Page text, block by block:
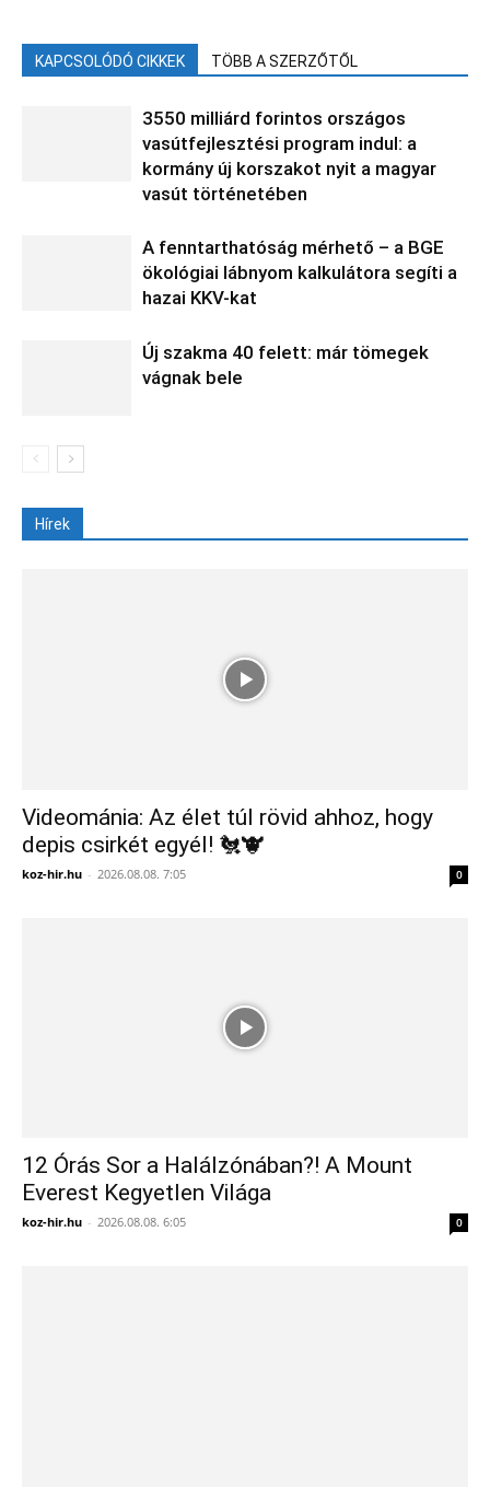
KAPCSOLÓDÓ CIKKEK TÖBB A SZERZŐTŐL
3550 milliárd forintos országos
vasútfejlesztési program indul: a
kormány új korszakot nyit a magyar
vasút történetében
A fenntarthatóság mérhető – a BGE
ökológiai lábnyom kalkulátora segíti a
hazai KKV-kat
Új szakma 40 felett: már tömegek
vágnak bele
Hírek
Videománia: Az élet túl rövid ahhoz, hogy
depis csirkét egyél! 🐔🐮
koz-hir.hu - 2026.08.08. 7:05 0
12 Órás Sor a Halálzónában?! A Mount
Everest Kegyetlen Világa
koz-hir.hu - 2026.08.08. 6:05 0